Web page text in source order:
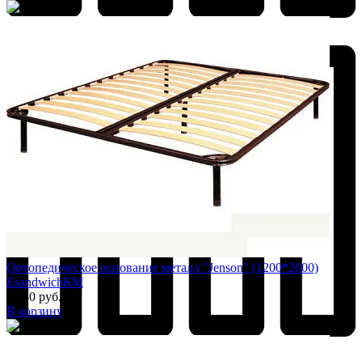
Ортопедическое основание металл "Jenson" (1200*2000)
EsandwichКМ
6 480 руб.
В корзину